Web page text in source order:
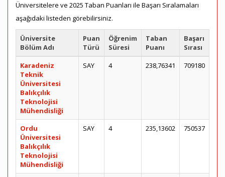
Üniversitelere ve 2025 Taban Puanları ile Başarı Sıralamaları
aşağıdaki listeden görebilirsiniz.
Üniversite
Bölüm Adı
Puan
Türü
Öğrenim
Süresi
Taban
Puanı
Başarı
Sırası
Karadeniz
Teknik
Üniversitesi
Balıkçılık
Teknolojisi
Mühendisliği
SAY 4 238,76341 709180
Ordu
Üniversitesi
Balıkçılık
Teknolojisi
Mühendisliği
SAY 4 235,13602 750537